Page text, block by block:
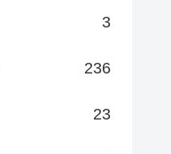
3
236
23